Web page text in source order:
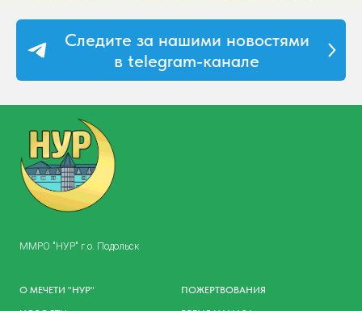
Следите за нашими новостями
в telegram-канале
ММРО "НУР" г.о. Подольск
О МЕЧЕТИ "НУР" ПОЖЕРТВОВАНИЯ